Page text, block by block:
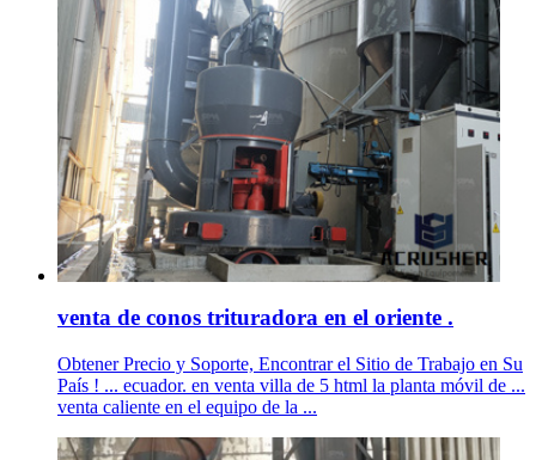
venta de conos trituradora en el oriente .
Obtener Precio y Soporte, Encontrar el Sitio de Trabajo en Su
País ! ... ecuador. en venta villa de 5 html la planta móvil de ...
venta caliente en el equipo de la ...